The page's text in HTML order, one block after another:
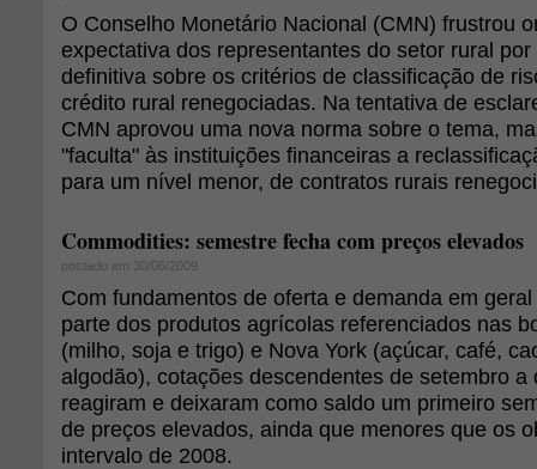
O Conselho Monetário Nacional (CMN) frustrou
expectativa dos representantes do setor rural
definitiva sobre os critérios de classificação de
crédito rural renegociadas. Na tentativa de
CMN aprovou uma nova norma sobre o tema,
"faculta" às instituições financeiras a
para um nível menor, de contratos rurais
Commodities: semestre fecha com preços elevados
postado em 30/06/2009
Com fundamentos de oferta e demanda em
parte dos produtos agrícolas referenciados nas
(milho, soja e trigo) e Nova York (açúcar, café,
algodão), cotações descendentes de setembro a
reagiram e deixaram como saldo um primeiro
de preços elevados, ainda que menores que os
intervalo de 2008.